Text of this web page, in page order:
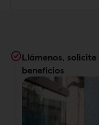
Llámenos,
beneficios